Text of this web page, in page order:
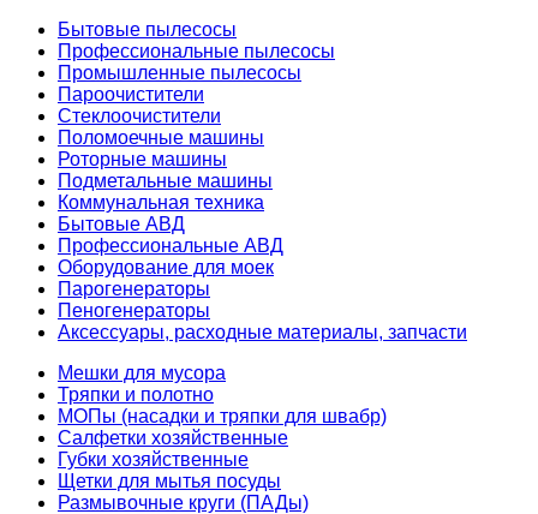
Бытовые пылесосы
Профессиональные пылесосы
Промышленные пылесосы
Пароочистители
Стеклоочистители
Поломоечные машины
Роторные машины
Подметальные машины
Коммунальная техника
Бытовые АВД
Профессиональные АВД
Оборудование для моек
Парогенераторы
Пеногенераторы
Аксессуары, расходные материалы, запчасти
Мешки для мусора
Тряпки и полотно
МОПы (насадки и тряпки для швабр)
Салфетки хозяйственные
Губки хозяйственные
Щетки для мытья посуды
Размывочные круги (ПАДы)